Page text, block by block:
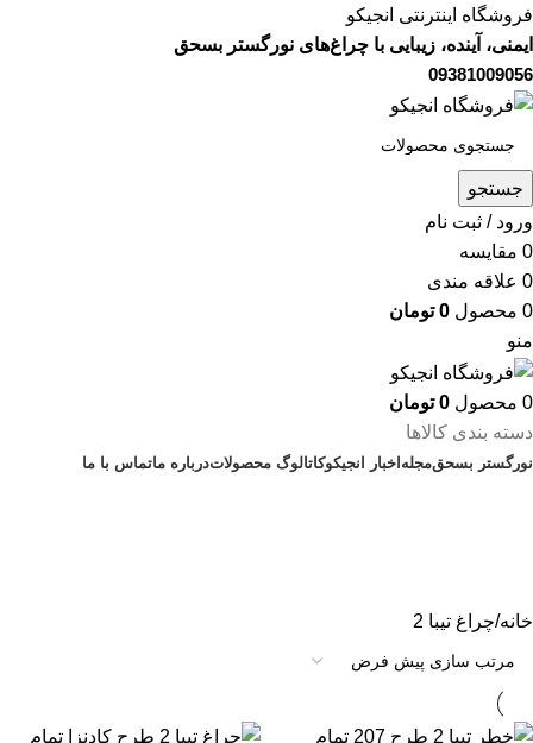
فروشگاه اینترنتی انجیکو
ایمنی، آینده، زیبایی با چراغ‌های نورگستر بسحق
09381009056
جستجو
ورود / ثبت نام
0 مقایسه
0 علاقه مندی
0 محصول 0 تومان
منو
0 محصول 0 تومان
دسته بندی کالاها
نورگستر بسحقمجلهاخبار انجیکوکاتالوگ محصولاتدرباره ماتماس با ما
خانه چراغ تیبا 2